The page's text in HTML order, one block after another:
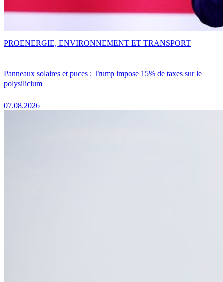
Panneaux solaires et puces : Trump impose 15% de taxes sur le
polysilicium
07.08.2026
PROENERGIE, ENVIRONNEMENT ET TRANSPORT